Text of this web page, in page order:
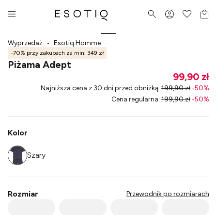
Wyprzedaż • Esotiq Homme
-70% przy zakupach za min. 349 zł
Piżama Adept
99,90 zł
Najniższa cena z 30 dni przed obniżką: 199,90 zł -50%
Cena regularna: 199,90 zł -50%
Kolor
Szary
Rozmiar Przewodnik po rozmiarach